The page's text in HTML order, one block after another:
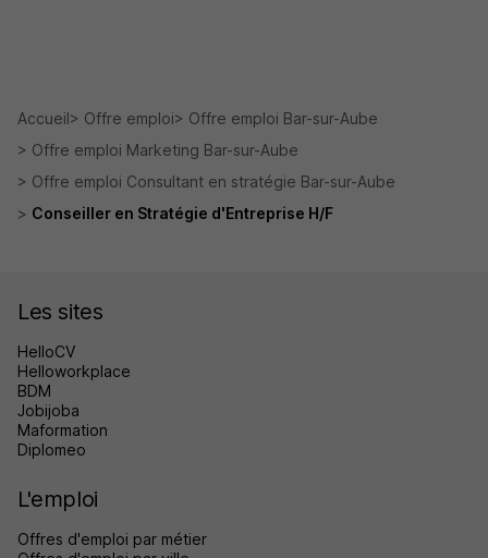
Accueil Offre emploi
Offre emploi Bar-sur-Aube
Offre emploi Marketing Bar-sur-Aube
Offre emploi Consultant en stratégie Bar-sur-Aube
Conseiller en Stratégie d'Entreprise H/F
Les sites
HelloCV
Helloworkplace
BDM
Jobijoba
Maformation
Diplomeo
L'emploi
Offres d'emploi par métier